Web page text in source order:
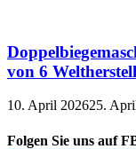
von 6
10. April 202625.
Folgen Sie uns auf